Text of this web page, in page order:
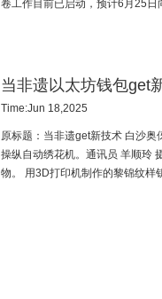
卷工作目前已启动，预计6月25
当非遗以太坊钱包get
Time:Jun 18,2025
原标题：当非遗get新技术 白沙
操纵自动绣花机。通讯员 羊顺玲
物。 用3D打印机制作的黎锦纹样